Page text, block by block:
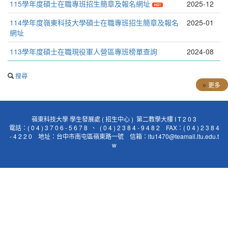
115學年度碩士在職專班招生簡章及報名網址
2025-12
114學年度嶺東科技大學碩士在職專班招生簡章及報名
網址
2025-01
113學年度碩士在職現役軍人營區專班榜單查詢 2024-08
搜尋
更多
嶺東科技大學 學生發展處 ( 招生中心 ) 第二教學大樓 I T 2 0 3
電話：( 0 4 ) 3 7 0 6 - 5 6 7 8 、 ( 0 4 ) 2 3 8 4 - 9 4 8 2 FAX：( 0 4 ) 2 3 8 4
- 4 2 2 0 地址：台中市南屯區嶺東路一號 信箱：ltu1470@teamail.ltu.edu.t
w